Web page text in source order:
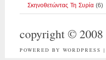
Σκηνοθετώντας Τη Συρία (6)
copyright © 2008
POWERED BY WORDPRESS